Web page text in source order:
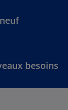
besoins